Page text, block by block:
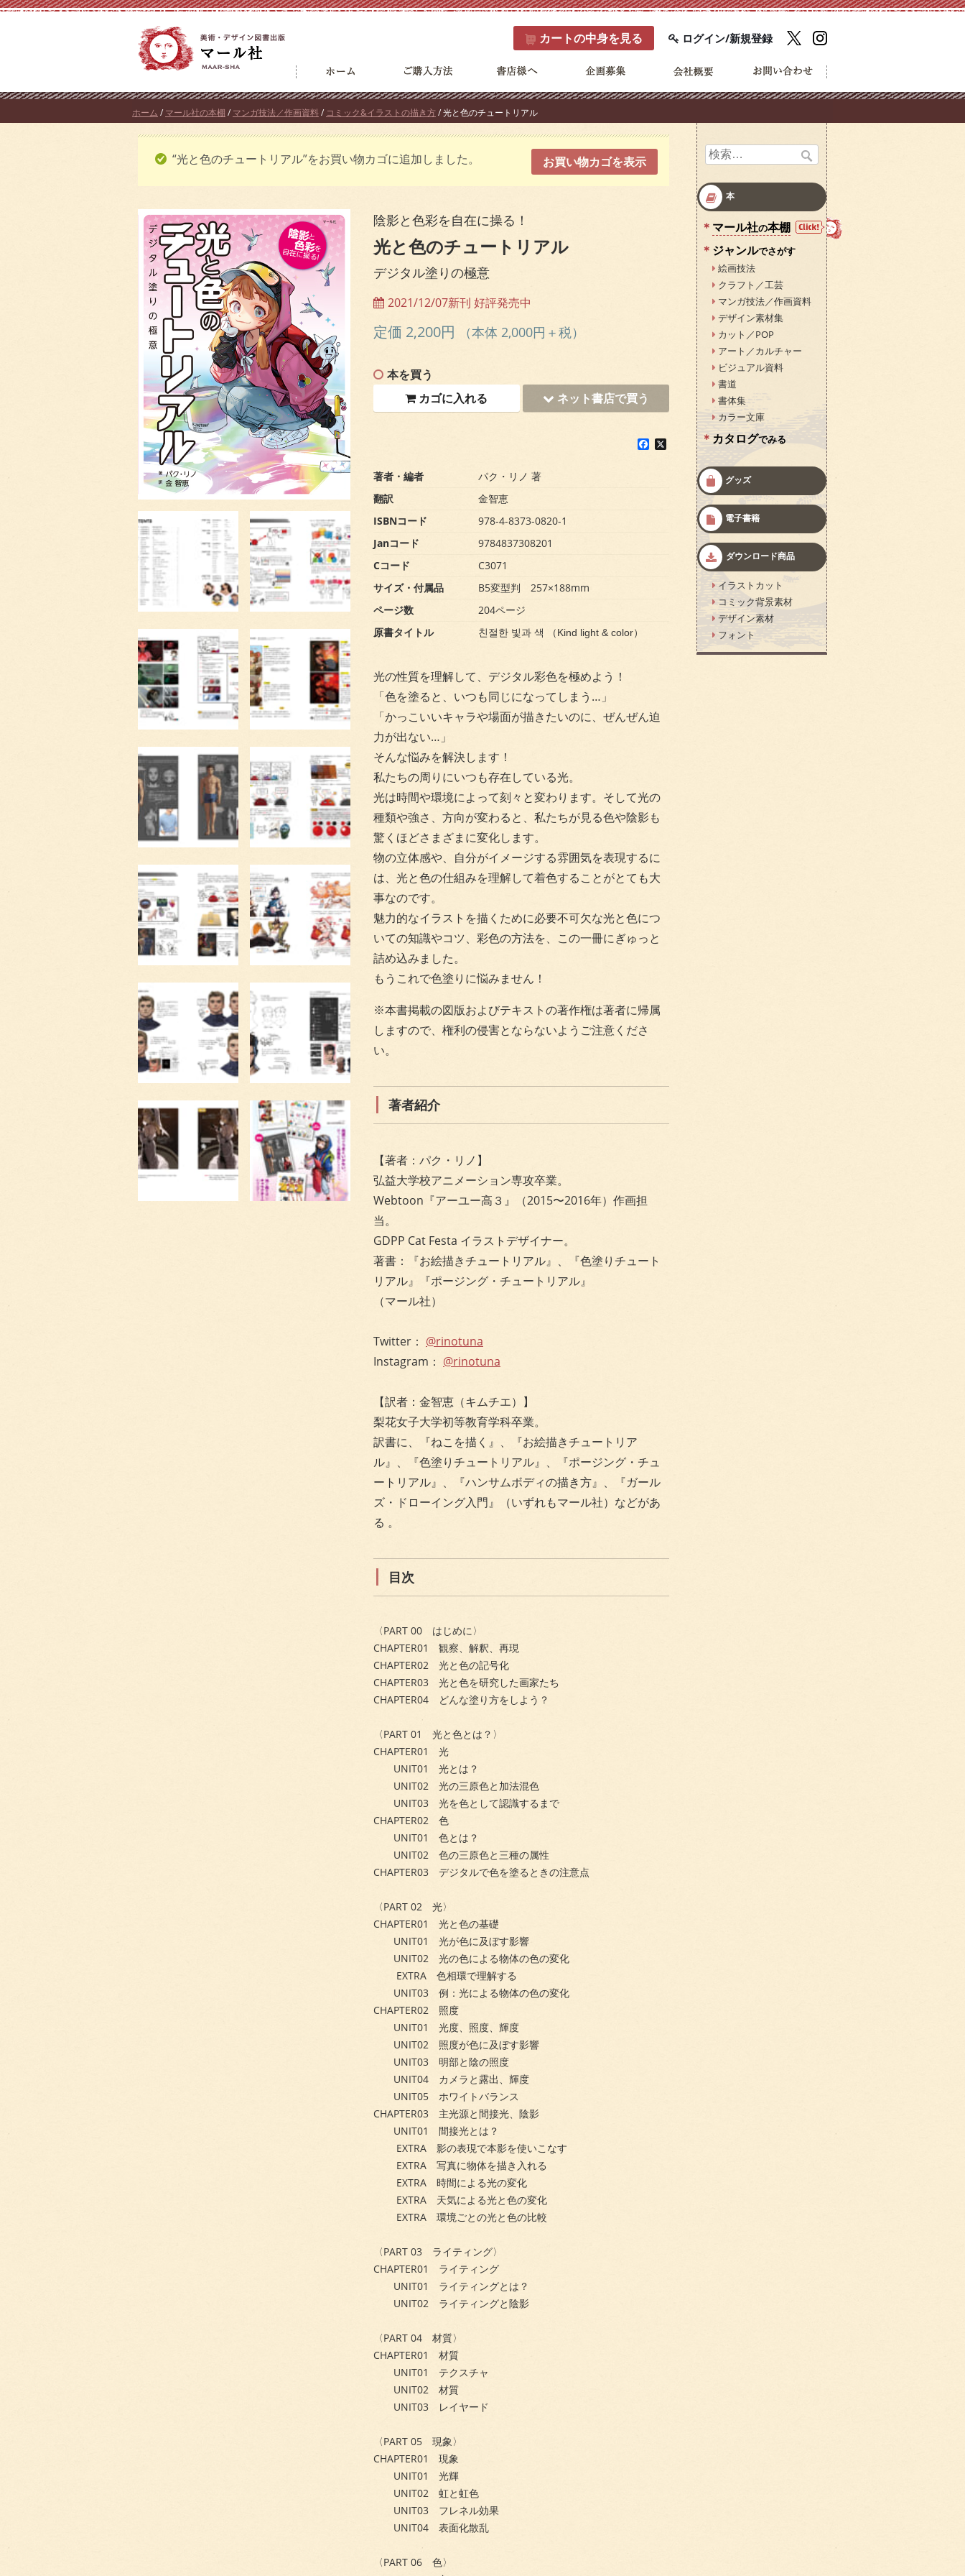
コ
ツ
カートの中身を見る ログイン/新規登録
ホーム / マール社の本棚 / マンガ技法／作画資料 / コミック&イラストの描き方 / 光と色のチュートリアル
お買い物カゴを表示
“光と色のチュートリアル”をお買い物カゴに追加しました。
陰影と色彩を自在に操る！
光と色のチュートリアル
デジタル塗りの極意
2021/12/07新刊 好評発売中
定価 2,200円 （本体 2,000円＋税）
本を買う
カゴに入れる
ネット書店で買う
著者・編者
パク・リノ 著
翻訳
金智恵
ISBNコード
978-4-8373-0820-1
Janコード
9784837308201
Cコード
C3071
サイズ・付属品
B5変型判 257×188mm
ページ数
204ページ
原書タイトル
친절한 빛과 색 （Kind light & color）
光の性質を理解して、デジタル彩色を極めよう！
「色を塗ると、いつも同じになってしまう…」
「かっこいいキャラや場面が描きたいのに、ぜんぜん迫
力が出ない…」
そんな悩みを解決します！
私たちの周りにいつも存在している光。
光は時間や環境によって刻々と変わります。そして光の
種類や強さ、方向が変わると、私たちが見る色や陰影も
驚くほどさまざまに変化します。
物の立体感や、自分がイメージする雰囲気を表現するに
は、光と色の仕組みを理解して着色することがとても大
事なのです。
魅力的なイラストを描くために必要不可欠な光と色につ
いての知識やコツ、彩色の方法を、この一冊にぎゅっと
詰め込みました。
もうこれで色塗りに悩みません！
※本書掲載の図版およびテキストの著作権は著者に帰属
しますので、権利の侵害とならないようご注意くださ
い。
著者紹介
【著者：パク・リノ】
弘益大学校アニメーション専攻卒業。
Webtoon『アーユー高３』（2015〜2016年）作画担
当。
GDPP Cat Festa イラストデザイナー。
著書：『お絵描きチュートリアル』、『色塗りチュート
リアル』『ポージング・チュートリアル』
（マール社）
Twitter： @rinotuna
Instagram： @rinotuna
【訳者：金智恵（キムチエ）】
梨花女子大学初等教育学科卒業。
訳書に、『ねこを描く』、『お絵描きチュートリア
ル』、『色塗りチュートリアル』、『ポージング・チュ
ートリアル』、『ハンサムボディの描き方』、『ガール
ズ・ドローイング入門』（いずれもマール社）などがあ
る 。
目次
〈PART 00 はじめに〉
CHAPTER01 観察、解釈、再現
CHAPTER02 光と色の記号化
CHAPTER03 光と色を研究した画家たち
CHAPTER04 どんな塗り方をしよう？
〈PART 01 光と色とは？〉
CHAPTER01 光
UNIT01 光とは？
UNIT02 光の三原色と加法混色
UNIT03 光を色として認識するまで
CHAPTER02 色
UNIT01 色とは？
UNIT02 色の三原色と三種の属性
CHAPTER03 デジタルで色を塗るときの注意点
〈PART 02 光〉
CHAPTER01 光と色の基礎
UNIT01 光が色に及ぼす影響
UNIT02 光の色による物体の色の変化
EXTRA 色相環で理解する
UNIT03 例：光による物体の色の変化
CHAPTER02 照度
UNIT01 光度、照度、輝度
UNIT02 照度が色に及ぼす影響
UNIT03 明部と陰の照度
UNIT04 カメラと露出、輝度
UNIT05 ホワイトバランス
CHAPTER03 主光源と間接光、陰影
UNIT01 間接光とは？
EXTRA 影の表現で本影を使いこなす
EXTRA 写真に物体を描き入れる
EXTRA 時間による光の変化
EXTRA 天気による光と色の変化
EXTRA 環境ごとの光と色の比較
〈PART 03 ライティング〉
CHAPTER01 ライティング
UNIT01 ライティングとは？
UNIT02 ライティングと陰影
〈PART 04 材質〉
CHAPTER01 材質
UNIT01 テクスチャ
UNIT02 材質
UNIT03 レイヤード
〈PART 05 現象〉
CHAPTER01 現象
UNIT01 光輝
UNIT02 虹と虹色
UNIT03 フレネル効果
UNIT04 表面化散乱
〈PART 06 色〉
検
本
マール社の本棚
ジャンルでさがす
絵画技法
クラフト／工芸
マンガ技法／作画資料
デザイン素材集
カット／POP
アート／カルチャー
ビジュアル資料
書道
書体集
カラー文庫
カタログでみる
グッズ
電子書籍
ダウンロード商品
イラストカット
コミック背景素材
デザイン素材
フォント